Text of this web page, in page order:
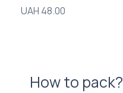
Price
UAH 48.00
How to pack?